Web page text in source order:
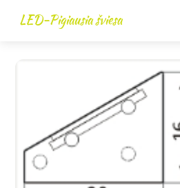
LED-Pigiausia šviesa